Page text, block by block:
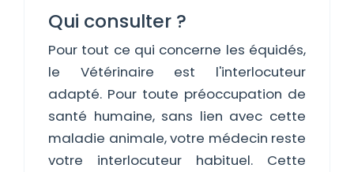
Qui consulter ?
Pour tout ce qui concerne les équidés,
le Vétérinaire est l'interlocuteur
adapté. Pour toute préoccupation de
santé humaine, sans lien avec cette
maladie animale, votre médecin reste
votre interlocuteur habituel. Cette